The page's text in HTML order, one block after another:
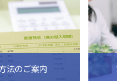
法のご案内